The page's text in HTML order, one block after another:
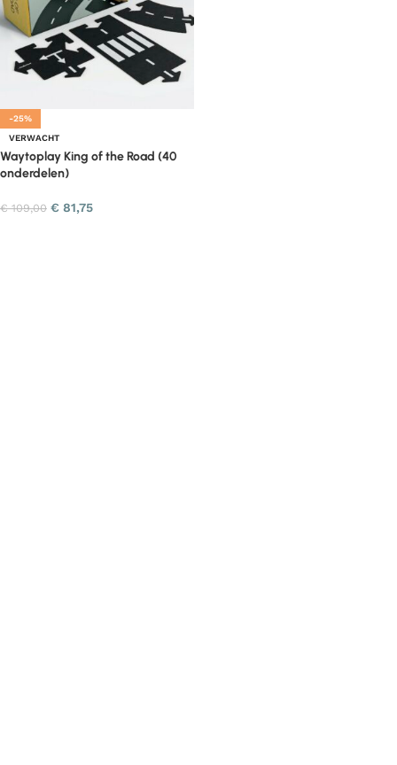
-25%
VERWACHT
Waytoplay King of the Road (40
onderdelen)
€109,00 € 81,75